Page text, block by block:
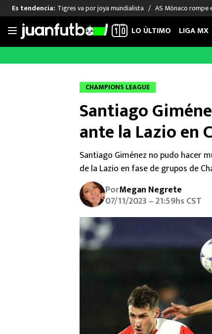
Saltar
Es tendencia: Tigres va por joya mundialista AS Mónaco rompe
LIGA MX
Chivas de Guadalajara
FUT INTERNACIONAL
Las Noticias
Selección Mexicana
Champions League
Europa League
Real Madrid
Barcelona
LO ÚLTIMO LIGA MX
CHAMPIONS LEAGUE
Santiago
ante la Lazio en
Santiago Giménez no pudo hacer
de la Lazio en fase de grupos de
PorMegan Negrete
07/11/2023 – 21:59hs CST